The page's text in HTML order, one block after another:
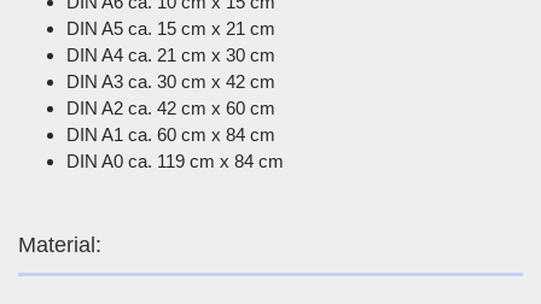
DIN A5 ca. 15 cm x 21 cm
DIN A4 ca. 21 cm x 30 cm
DIN A3 ca. 30 cm x 42 cm
DIN A2 ca. 42 cm x 60 cm
DIN A1 ca. 60 cm x 84 cm
DIN A0 ca. 119 cm x 84 cm
Material: